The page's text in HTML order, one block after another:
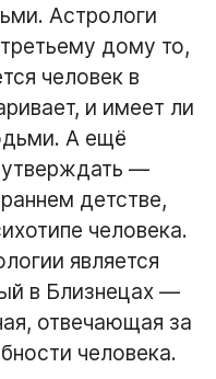
Астрологи
дому то,
человек в
и имеет ли
А ещё
утверждать —
детстве,
человека.
является
в Близнецах —
отвечающая за
человека.